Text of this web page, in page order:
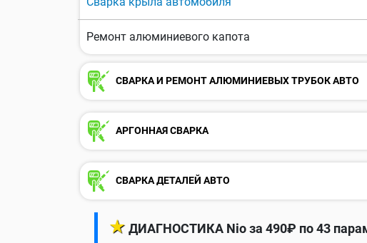
Ремонт алюминиевого капота
СВАРКА И РЕМОНТ АЛЮМИНИЕВЫХ ТРУБОК АВТО
АРГОННАЯ СВАРКА
СВАРКА ДЕТАЛЕЙ АВТО
★ ДИАГНОСТИКА Nio за 490₽ по 43